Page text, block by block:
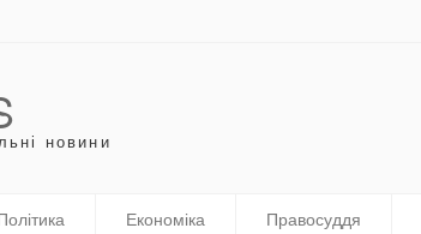
новини
Економіка Правосуддя